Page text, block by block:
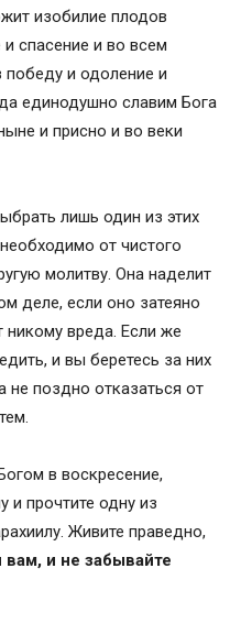
изобилие плодов
спасение и во всем
победу и одоление и
единодушно славим Бога
и присно и во веки
лишь один из этих
от чистого
молитву. Она наделит
деле, если оно затеяно
никому вреда. Если же
и вы беретесь за них
не поздно отказаться от
в воскресение,
и прочтите одну из
Живите праведно,
вам, и не забывайте